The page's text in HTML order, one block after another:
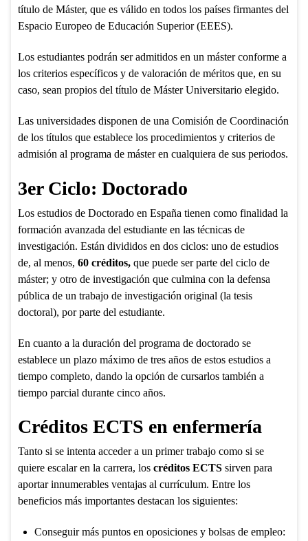
título de Máster, que es válido en todos los países firmantes del
Espacio Europeo de Educación Superior (EEES).
Los estudiantes podrán ser admitidos en un máster conforme a
los criterios específicos y de valoración de méritos que, en su
caso, sean propios del título de Máster Universitario elegido.
Las universidades disponen de una Comisión de Coordinación
de los títulos que establece los procedimientos y criterios de
admisión al programa de máster en cualquiera de sus periodos.
3er Ciclo: Doctorado
Los estudios de Doctorado en España tienen como finalidad la
formación avanzada del estudiante en las técnicas de
investigación. Están divididos en dos ciclos: uno de estudios
de, al menos, 60 créditos, que puede ser parte del ciclo de
máster; y otro de investigación que culmina con la defensa
pública de un trabajo de investigación original (la tesis
doctoral), por parte del estudiante.
En cuanto a la duración del programa de doctorado se
establece un plazo máximo de tres años de estos estudios a
tiempo completo, dando la opción de cursarlos también a
tiempo parcial durante cinco años.
Créditos ECTS en enfermería
Tanto si se intenta acceder a un primer trabajo como si se
quiere escalar en la carrera, los créditos ECTSsirven para
aportar innumerables ventajas al currículum. Entre los
beneficios más importantes destacan los siguientes:
Conseguir más puntos en oposiciones y bolsas de empleo: